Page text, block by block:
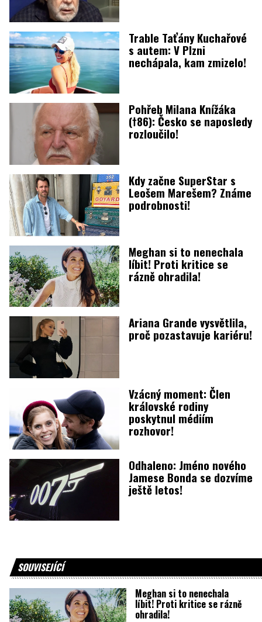
Trable Taťány Kuchařové
s autem: V Plzni
nechápala, kam zmizelo!
Pohřeb Milana Knížáka
(†86): Česko se naposledy
rozloučilo!
Kdy začne SuperStar s
Leošem Marešem? Známe
podrobnosti!
Meghan si to nenechala
líbit! Proti kritice se
rázně ohradila!
Ariana Grande vysvětlila,
proč pozastavuje kariéru!
Vzácný moment: Člen
královské rodiny
poskytnul médiím
rozhovor!
Odhaleno: Jméno nového
Jamese Bonda se dozvíme
ještě letos!
SOUVISEJÍCÍ
Meghan si to nenechala
líbit! Proti kritice se rázně
ohradila!